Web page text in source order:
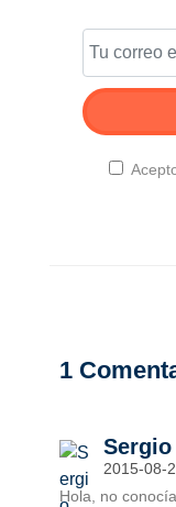
1
Sergio
2015-08-
Hola, no